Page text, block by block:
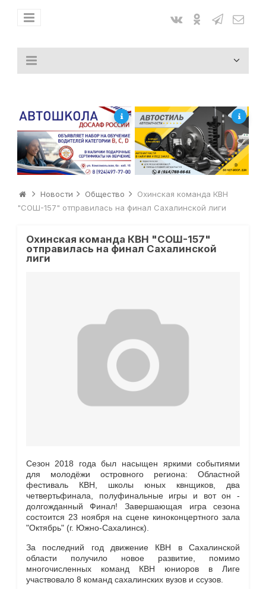
Новости Общество
Охинская команда КВН
"СОШ-157" отправилась на финал Сахалинской лиги
Охинская команда КВН "СОШ-157"
отправилась на финал Сахалинской
лиги
Сезон 2018 года был насыщен яркими событиями
для молодёжи островного региона: Областной
фестиваль КВН, школы юных квнщиков, два
четвертьфинала, полуфинальные игры и вот он -
долгожданный Финал! Завершающая игра сезона
состоится 23 ноября на сцене киноконцертного зала
"Октябрь" (г. Южно-Сахалинск).
За последний год движение КВН в Сахалинской
области получило новое развитие, помимо
многочисленных команд КВН юниоров в Лиге
участвовало 8 команд сахалинских вузов и ссузов.